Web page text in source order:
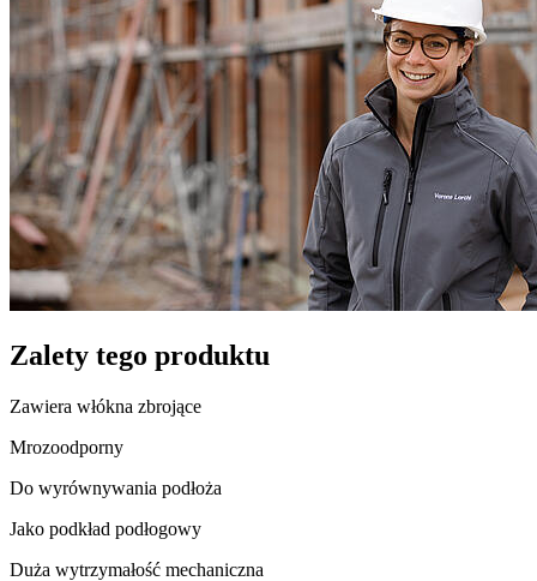
Zalety tego produktu
Zawiera włókna zbrojące
Mrozoodporny
Do wyrównywania podłoża
Jako podkład podłogowy
Duża wytrzymałość mechaniczna